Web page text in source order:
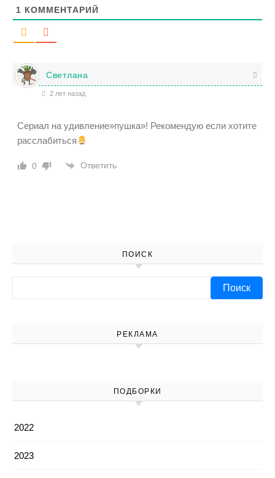
1 КОММЕНТАРИЙ
Светлана
2 лет назад
Сериал на удивление»пушка»! Рекомендую если хотите
расслабиться
0 Ответить
ПОИСК
РЕКЛАМА
ПОДБОРКИ
2022
2023